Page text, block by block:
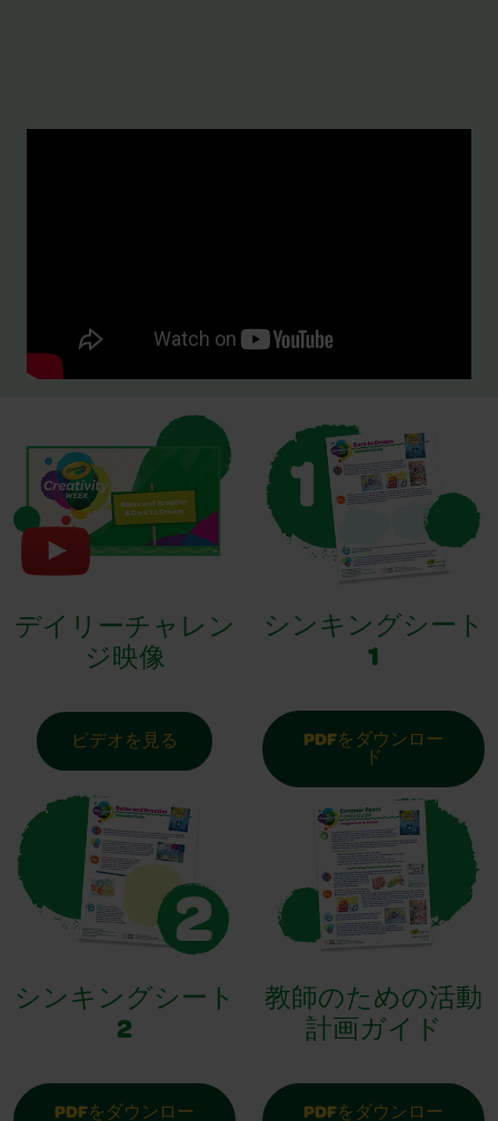
デイリーチャレン
ジ映像
ビデオを見る
シンキングシート
1
PDFをダウンロー
ド
シンキングシート
2
PDFをダウンロー
教師のための活動
計画ガイド
PDFをダウンロー